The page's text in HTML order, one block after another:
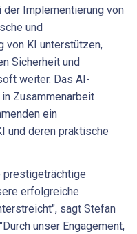
Implementierung von
und
von KI unterstützen,
Sicherheit und
weiter. Das AI-
Zusammenarbeit
ein
und deren praktische
prestigeträchtige
erfolgreiche
sagt Stefan
unser Engagement,